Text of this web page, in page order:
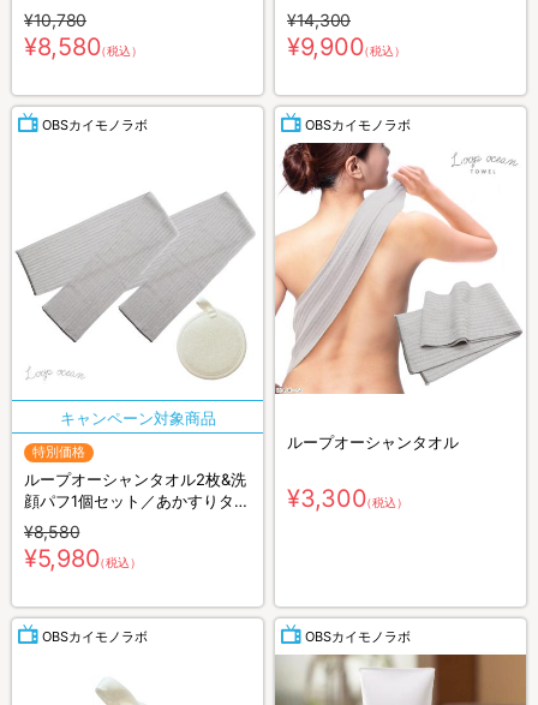
¥10,780
¥8,580（税込）
ポート／美顔器
¥14,300
¥9,900（税込）
OBSカイモノラボ
特別価格
ループオーシャンタオル2枚&洗
顔パフ1個セット／あかすりタオ
ル
¥8,580
¥5,980（税込）
OBSカイモノラボ
ループオーシャンタオル
¥3,300（税込）
OBSカイモノラボ OBSカイモノラボ